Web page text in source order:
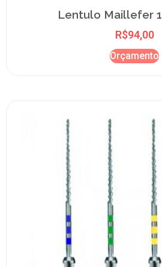
Lentulo Maillefer
R$94,00
Orçamento